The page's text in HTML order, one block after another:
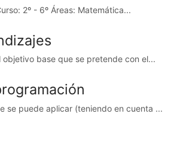
2º - 6º Áreas: Matemática...
base que se pretende con el...
se puede aplicar (teniendo en cuenta ...